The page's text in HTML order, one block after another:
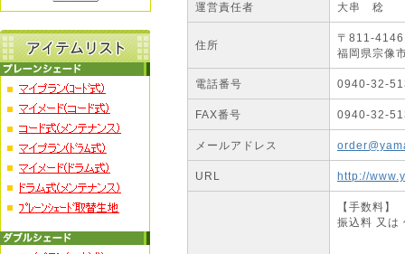
運営責任者 大串 稔
住所
〒811-4146
福岡県宗像
電話番号 0940-32-
FAX番号 0940-32-
メールアドレス
URL http://
【手数料】
振込料 又は